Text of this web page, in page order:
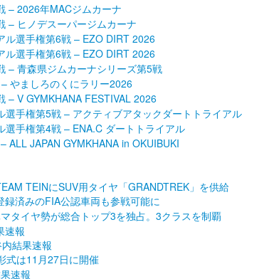
– 2026年MACジムカーナ
– ヒノデスーパージムカーナ
ル選手権第6戦 – EZO DIRT 2026
ル選手権第6戦 – EZO DIRT 2026
– 青森県ジムカーナシリーズ第5戦
やましろのくにラリー2026
– V GYMKHANA FESTIVAL 2026
手権第5戦 – アクティブアタックダートトライアル
手権第4戦 – ENA.C ダートトライアル
ALL JAPAN GYMKHANA in OKUIBUKI
TEINにSUV用タイヤ「GRANDTREK」を供給
済みのFIA公認車両も参戦可能に
タイヤ勢が総合トップ3を独占。3クラスを制覇
速報
結果速報
式は11月27日に開催
速報